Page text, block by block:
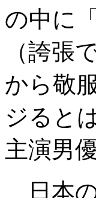
の中に
（誇張
から敬
ジると
主演男
日本